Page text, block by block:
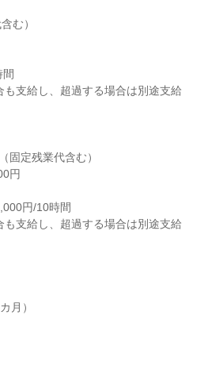
む）
支給し、超過する場合は別途支給
固定残業代含む）
円
円/10時間
支給し、超過する場合は別途支給
月）